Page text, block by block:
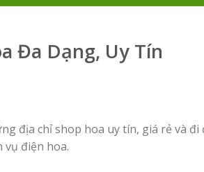
Đa Dạng, Uy Tín
địa chỉ shop hoa uy tín, giá rẻ và đi
vụ điện hoa.